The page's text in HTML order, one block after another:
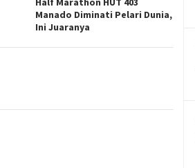
Manado Diminati Pelari Dunia,
Ini Juaranya